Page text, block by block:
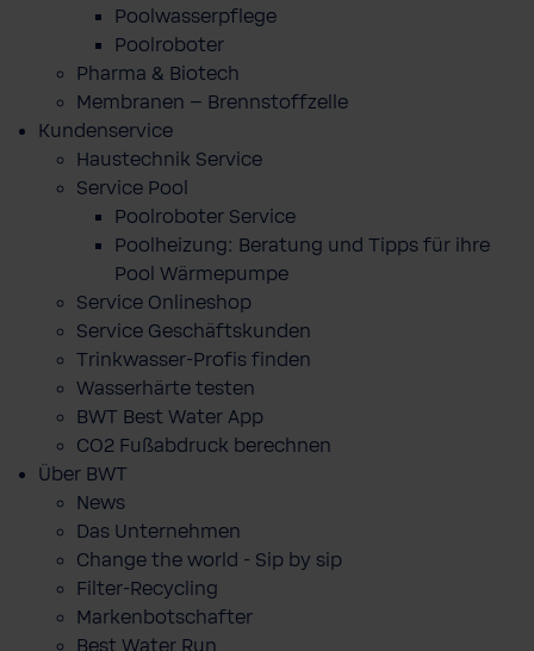
Poolwasserpflege
Poolroboter
Pharma & Biotech
Membranen – Brennstoffzelle
Kundenservice
Haustechnik Service
Service Pool
Poolroboter Service
Poolheizung: Beratung und Tipps für ihre
Pool Wärmepumpe
Service Onlineshop
Service Geschäftskunden
Trinkwasser-Profis finden
Wasserhärte testen
BWT Best Water App
CO2 Fußabdruck berechnen
Über BWT
News
Das Unternehmen
Change the world - Sip by sip
Filter-Recycling
Markenbotschafter
Best Water Run